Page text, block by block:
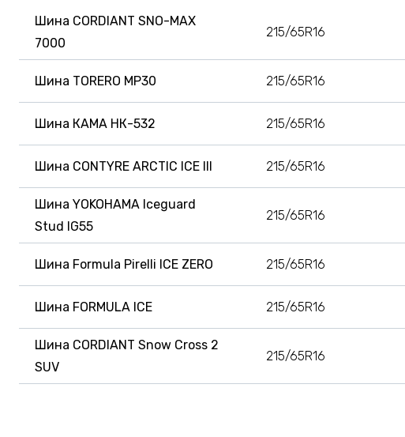
Шина CORDIANT SNO-MAX
7000
215/65R16
Шина TORERO MP30 215/65R16
Шина КАМА НК-532 215/65R16
Шина CONTYRE ARCTIC ICE III 215/65R16
Шина YOKOHAMA Iceguard
Stud IG55
215/65R16
Шина Formula Pirelli ICE ZERO 215/65R16
Шина FORMULA ICE 215/65R16
Шина CORDIANT Snow Cross 2
SUV
215/65R16